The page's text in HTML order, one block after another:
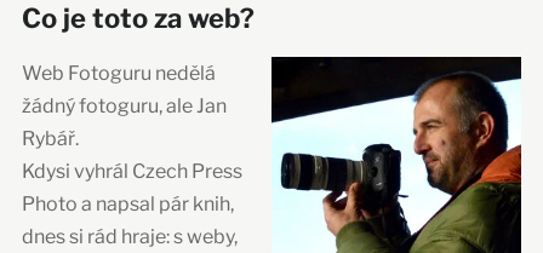
Co je toto za web?
Web Fotoguru nedělá
žádný fotoguru, ale Jan
Rybář.
Kdysi vyhrál Czech Press
Photo a napsal pár knih,
dnes si rád hraje: s weby,